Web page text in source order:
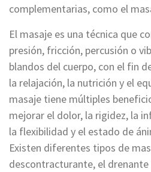
complementarias, como el
El masaje es una técnica que
presión, fricción, percusión o
blandos del cuerpo, con el fin
la relajación, la nutrición y el
masaje tiene múltiples
mejorar el dolor, la rigidez, la
la flexibilidad y el estado de
Existen diferentes tipos de
descontracturante, el